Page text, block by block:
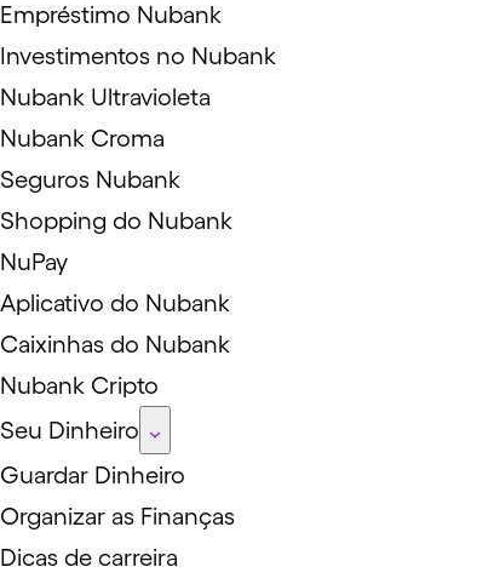
Empréstimo Nubank
Investimentos no Nubank
Nubank Ultravioleta
Nubank Croma
Seguros Nubank
Shopping do Nubank
NuPay
Aplicativo do Nubank
Caixinhas do Nubank
Nubank Cripto
Seu Dinheiro
Guardar Dinheiro
Organizar as Finanças
Dicas de carreira